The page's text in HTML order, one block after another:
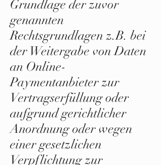
Grundlage der zuvor
genannten
Rechtsgrundlagen z.B. bei
der Weitergabe von Daten
an Online-
Paymentanbieter zur
Vertragserfüllung oder
aufgrund gerichtlicher
Anordnung oder wegen
einer gesetzlichen
Verpflichtung zur